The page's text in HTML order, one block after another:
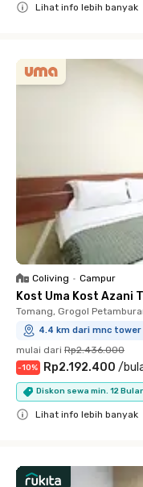
Lihat info lebih banyak
Coliving • Campur
Kost Uma Kost Azani
Tomang, Grogol
4.4 km dari mnc tower
mulai dari Rp2.436.000
-10% Rp2.192.400 /
Diskon sewa min. 12
Lihat info lebih banyak